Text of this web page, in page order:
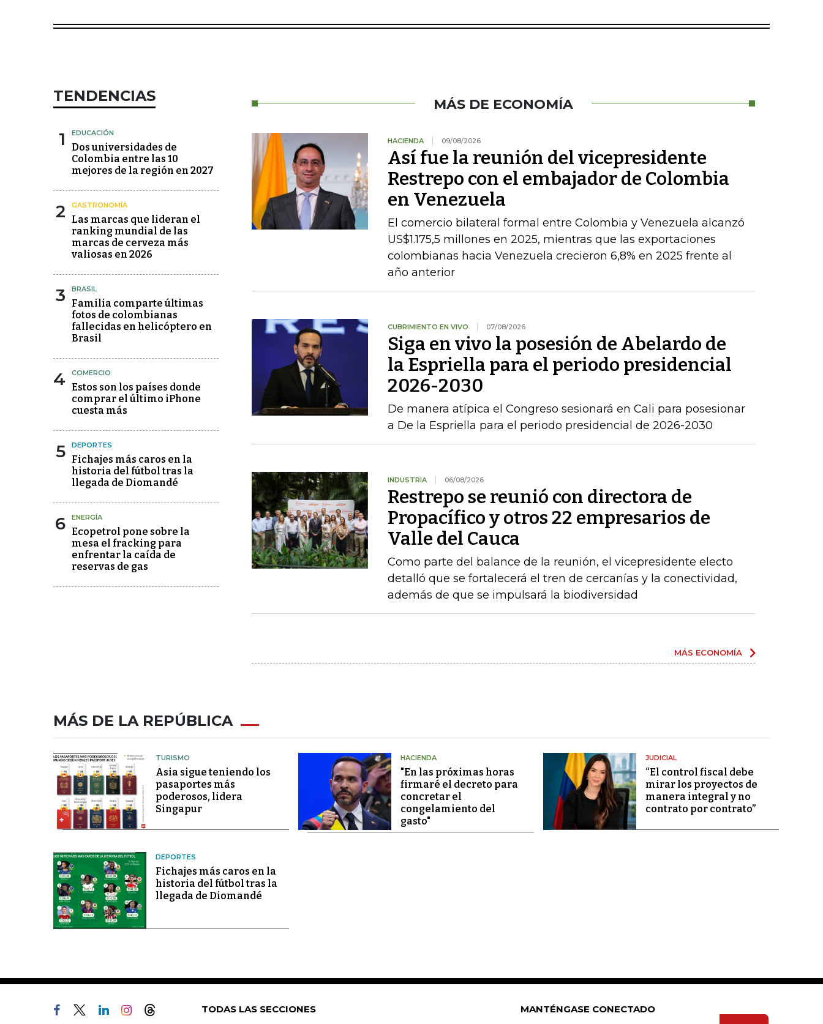
TENDENCIAS
1 EDUCACIÓN
Dos universidades de
Colombia entre las 10
mejores de la región en 2027
2 GASTRONOMÍA
Las marcas que lideran el
ranking mundial de las
marcas de cerveza más
valiosas en 2026
3 BRASIL
Familia comparte últimas
fotos de colombianas
fallecidas en helicóptero en
Brasil
4 COMERCIO
Estos son los países donde
comprar el último iPhone
cuesta más
5 DEPORTES
Fichajes más caros en la
historia del fútbol tras la
llegada de Diomandé
6 ENERGÍA
Ecopetrol pone sobre la
mesa el fracking para
enfrentar la caída de
reservas de gas
MÁS DE ECONOMÍA
HACIENDA 09/08/2026
Así fue la reunión del vicepresidente
Restrepo con el embajador de Colombia
en Venezuela
El comercio bilateral formal entre Colombia y Venezuela alcanzó
US$1.175,5 millones en 2025, mientras que las exportaciones
colombianas hacia Venezuela crecieron 6,8% en 2025 frente al
año anterior
CUBRIMIENTO EN VIVO 07/08/2026
Siga en vivo la posesión de Abelardo de
la Espriella para el periodo presidencial
2026-2030
De manera atípica el Congreso sesionará en Cali para posesionar
a De la Espriella para el periodo presidencial de 2026-2030
INDUSTRIA 06/08/2026
Restrepo se reunió con directora de
Propacífico y otros 22 empresarios de
Valle del Cauca
Como parte del balance de la reunión, el vicepresidente electo
detalló que se fortalecerá el tren de cercanías y la conectividad,
además de que se impulsará la biodiversidad
MÁS ECONOMÍA
MÁS DE LA REPÚBLICA
TURISMO
Asia sigue teniendo los
pasaportes más
poderosos, lidera
Singapur
HACIENDA
"En las próximas horas
firmaré el decreto para
concretar el
congelamiento del
gasto"
JUDICIAL
“El control fiscal debe
mirar los proyectos de
manera integral y no
contrato por contrato”
DEPORTES
Fichajes más caros en la
historia del fútbol tras la
llegada de Diomandé
TODAS LAS SECCIONES MANTÉNGASE CONECTADO